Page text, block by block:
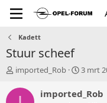
Kadett
Stuur scheef
T
p
imported_Rob
S
a
3 mrt
imported_Rob